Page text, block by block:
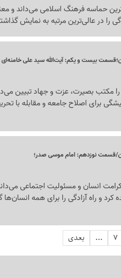
حماسه فرهنگ اسلامی می‌داند
را در عالی‌ترین مرتبه به نمایش
بیست و یکم: آیت‌الله سید علی خامنه‌ای
را مکتب بصیرت، عزت و جهاد تبیین
برای اصلاح جامعه و مقابله با
قسمت نوزدهم: امام موسی صدر؛
انسان و مسئولیت اجتماعی
و راه آزادگی را برای همه
7
... بعدی